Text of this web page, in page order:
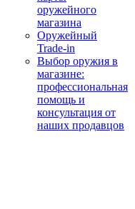
оружейного
магазина
Оружейный
Trade-in
Выбор оружия в
магазине:
профессиональная
помощь и
консультация от
наших продавцов